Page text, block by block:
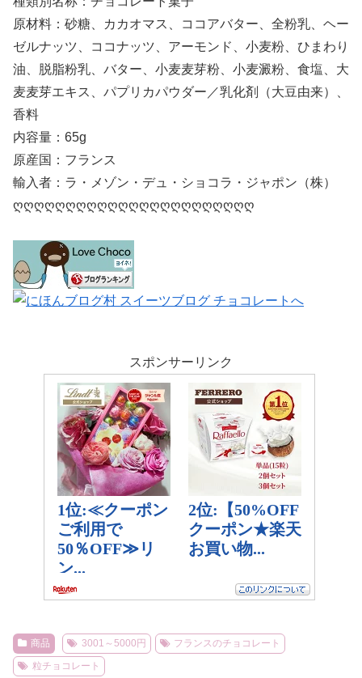
原材料：砂糖、カカオマス、ココアバター、全粉乳、ヘー
ゼルナッツ、ココナッツ、アーモンド、小麦粉、ひまわり
油、脱脂粉乳、バター、小麦麦芽粉、小麦澱粉、食塩、大
麦麦芽エキス、パプリカパウダー／乳化剤（大豆由来）、
香料
内容量：65g
原産国：フランス
輸入者：ラ・メゾン・デュ・ショコラ・ジャポン（株）
ღღღღღღღღღღღღღღღღღღღღღღღ
スポンサーリンク
商品 3001～5000円
フランスのチョコレート
粒チョコレート